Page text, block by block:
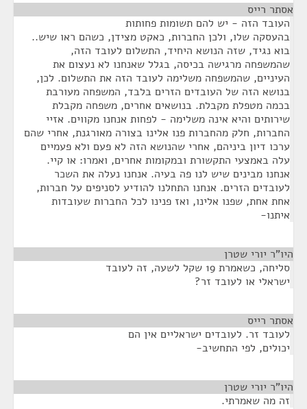
אסתר רייס
העובד הזה - יש להם תשומות פחותות
בהעסקה שלו, ולכן החברות, כאקט מצידן, כשהם ראו שיש..
בוא נגיד, שזה הנושא היחיד, התשלום לעובד הזה,
שהמשפחה מרגישה בכיסה, בגלל שאנחנו לא נעצום את
העיניים, שהמשפחה משלימה לעובד הזה את התשלום. לכן,
בנושא הזה של העובדים הזרים בלבד, המשפחה מעורבת
בכמה מטפלת מקבלת. בנושאים אחרים, משפחה מקבלת
שירותים והיא אינה משלימה - לפחות אנחנו מקווים. אזיי
החברות, חלק מהחברות פנו אלינו בצורה מאורגנת, אחרי שהם
ערכו דיון ביניהם, אחרי שהנושא הזה לא פעם ולא פעמיים
עלה באמצעי התקשורת ובמקומות אחרים, ואמרו: או קיי.
אנחנו מבינים שיש לנו פה בעיה. אנחנו נעלה את השכר
לעובדים הזרים. אנחנו התחלנו להודיע לסניפים על חברות,
אחת אחת, שפנו אלינו, ואז פנינו לכל החברות שעובדות
איתנו-
היו"ר יורי שטרן
סליחה, כשאמרת 19 שקל לשעה, זה לעובד
ישראלי או לעובד זר?
אסתר רייס
לעובד זר. לעובדים ישראליים אין הם
יכולים, לפי התחשיב-
היו"ר יורי שטרן
זה מה שאמרתי.